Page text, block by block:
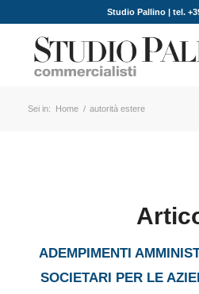
Studio Pallino | tel.
Sei in: Home / autorità estere
ADEMPIMENTI
SOCIETARI PER LE